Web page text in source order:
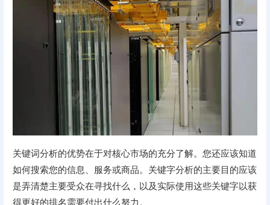
关键词分析的优势在于对核心市场的充分了解。您还应该知道
如何搜索您的信息、服务或商品。关键字分析的主要目的应该
是弄清楚主要受众在寻找什么，以及实际使用这些关键字以获
得更好的排名需要付出什么努力。